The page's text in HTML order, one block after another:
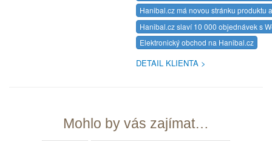
Hanibal.cz má novou stránku produktu
Hanibal.cz slaví 10 000 objednávek s
Elektronický obchod na Hanibal.cz
DETAIL KLIENTA
Mohlo by vás zajímat…